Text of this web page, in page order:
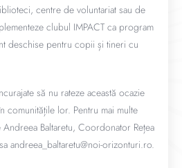
centre de voluntariat sau de
clubul IMPACT ca program
deschise pentru copii și tineri cu
să nu rateze această ocazie
comunitățile lor. Pentru mai multe
Baltaretu, Coordonator Rețea
andreea_baltaretu@noi-orizonturi.ro.